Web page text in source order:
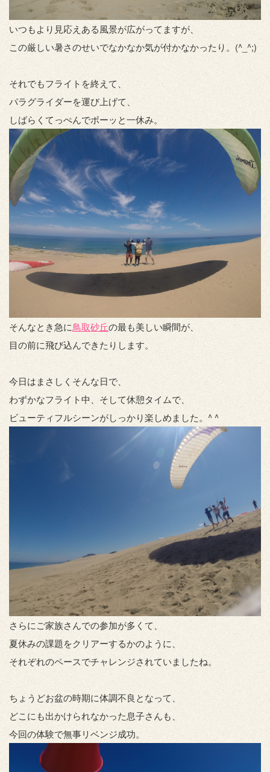
いつもより見応えある風景が広がってますが、
この厳しい暑さのせいでなかなか気が付かなかったり。(^_^;)
それでもフライトを終えて、
パラグライダーを運び上げて、
しばらくてっぺんでボーッと一休み。
そんなとき急に鳥取砂丘の最も美しい瞬間が、
目の前に飛び込んできたりします。
今日はまさしくそんな日で、
わずかなフライト中、そして休憩タイムで、
ビューティフルシーンがしっかり楽しめました。^ ^
さらにご家族さんでの参加が多くて、
夏休みの課題をクリアーするかのように、
それぞれのペースでチャレンジされていましたね。
ちょうどお盆の時期に体調不良となって、
どこにも出かけられなかった息子さんも、
今回の体験で無事リベンジ成功。